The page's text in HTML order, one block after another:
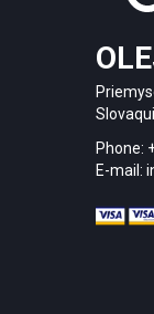
Phone:
E-mail: